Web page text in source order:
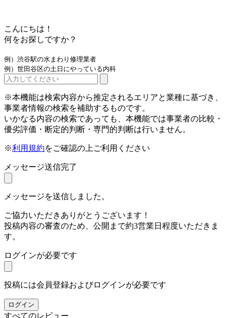
こんにちは！
何をお探しですか？
例）渋谷駅の水まわり修理業者
例）世田谷区の土日にやっている内科
※本機能は検索内容から推定されるエリアと業種に基づき、
事業者情報の検索を補助するものです。
いかなる内容の検索であっても、本機能では事業者の比較・
優劣評価・断定的判断・専門的判断は行いません。
※利用規約をご確認の上ご利用ください
メッセージ送信完了
メッセージを送信しました。
ご協力いただきありがとうございます！
投稿内容の審査のため、公開まで約3営業日程度いただきま
す。
ログインが必要です
投稿には会員登録およびログインが必要です
ログイン
すべてのレビュー